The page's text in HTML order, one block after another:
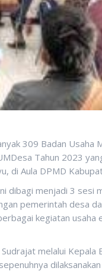
309 Badan Usaha
Tahun 2023
di Aula DPMD
dibagi menjadi 3 sesi
pemerintah desa
kegiatan
melalui